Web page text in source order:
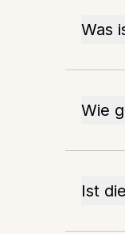
Was
Wie
Ist